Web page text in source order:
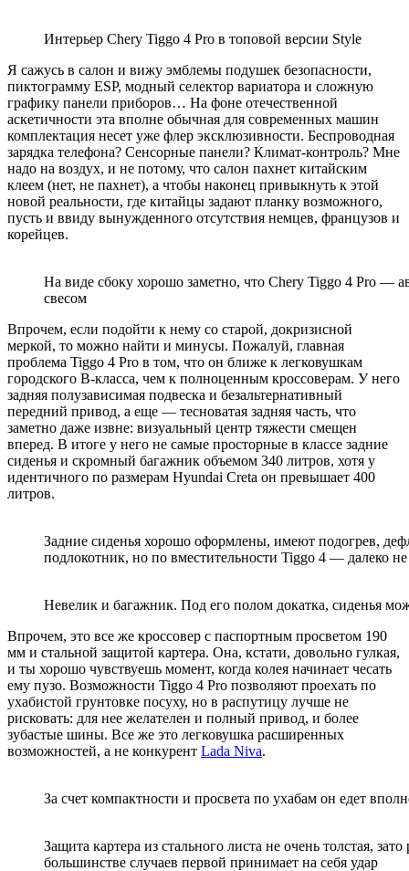
Интерьер Chery Tiggo 4 Pro в топовой версии Style
Я сажусь в салон и вижу эмблемы подушек безопасности,
пиктограмму ESP, модный селектор вариатора и сложную
графику панели приборов… На фоне отечественной
аскетичности эта вполне обычная для современных машин
комплектация несет уже флер эксклюзивности. Беспроводная
зарядка телефона? Сенсорные панели? Климат-контроль? Мне
надо на воздух, и не потому, что салон пахнет китайским
клеем (нет, не пахнет), а чтобы наконец привыкнуть к этой
новой реальности, где китайцы задают планку возможного,
пусть и ввиду вынужденного отсутствия немцев, французов и
корейцев.
На виде сбоку хорошо заметно, что Chery Tiggo 4 Pro —
свесом
Впрочем, если подойти к нему со старой, докризисной
меркой, то можно найти и минусы. Пожалуй, главная
проблема Tiggo 4 Pro в том, что он ближе к легковушкам
городского В-класса, чем к полноценным кроссоверам. У него
задняя полузависимая подвеска и безальтернативный
передний привод, а еще — тесноватая задняя часть, что
заметно даже извне: визуальный центр тяжести смещен
вперед. В итоге у него не самые просторные в классе задние
сиденья и скромный багажник объемом 340 литров, хотя у
идентичного по размерам Hyundai Creta он превышает 400
литров.
Задние сиденья хорошо оформлены, имеют подогрев,
подлокотник, но по вместительности Tiggo 4 — далеко
Невелик и багажник. Под его полом докатка, сиденья
Впрочем, это все же кроссовер с паспортным просветом 190
мм и стальной защитой картера. Она, кстати, довольно гулкая,
и ты хорошо чувствуешь момент, когда колея начинает чесать
ему пузо. Возможности Tiggo 4 Pro позволяют проехать по
ухабистой грунтовке посуху, но в распутицу лучше не
рисковать: для нее желателен и полный привод, и более
зубастые шины. Все же это легковушка расширенных
возможностей, а не конкурент Lada Niva.
За счет компактности и просвета по ухабам он едет
Защита картера из стального листа не очень толстая,
большинстве случаев первой принимает на себя удар